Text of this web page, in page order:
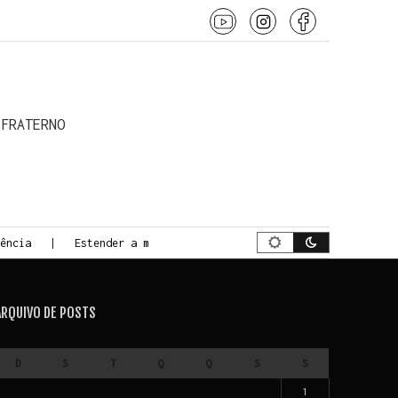
Estender a mão A Jornada da Morte Consciente
DE POSTS
D S Q Q S S
1